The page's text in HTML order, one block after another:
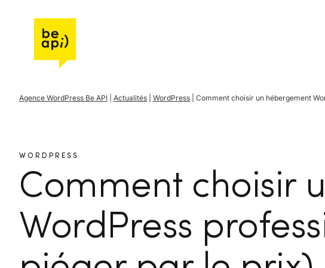
Agence WordPress Be API Actualités WordPress Comment choisir un hébergement
WORDPRESS
Comment choisir
WordPress